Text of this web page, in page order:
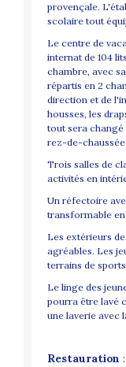
provençale.
scolaire tout
Le centre de
internat de 104
chambre, avec
répartis en 2
direction et de
housses, les
tout sera
rez-de-chaussée
Trois salles de
activités en
Un réfectoire
transformable
Les extérieurs
agréables. Les
terrains de
Le linge des
pourra être lavé
une laverie avec
Restauration :